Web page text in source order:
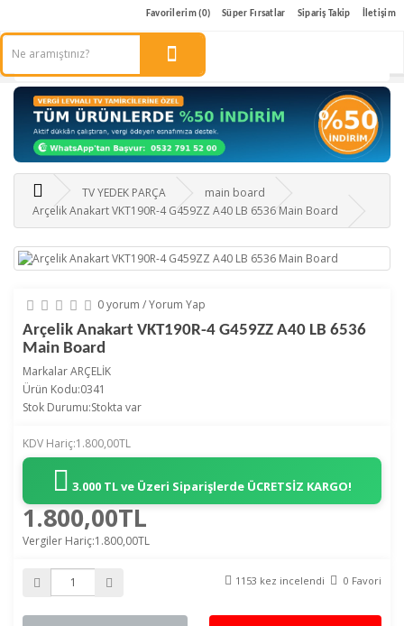
Favorilerim (0) Süper Fırsatlar Sipariş Takip İletişim
TV YEDEK PARÇA
main board
Arçelik Anakart VKT190R-4 G459ZZ A40 LB 6536 Main Board
0 yorum /Yorum Yap
Arçelik Anakart VKT190R-4 G459ZZ A40 LB 6536
Main Board
MarkalarARÇELİK
Ürün Kodu:0341
Stok Durumu:Stokta var
KDV Hariç:1.800,00TL
3.000 TL ve Üzeri Siparişlerde ÜCRETSİZ KARGO!
1.800,00TL
Vergiler Hariç:1.800,00TL
1153 kez incelendi 0 Favori